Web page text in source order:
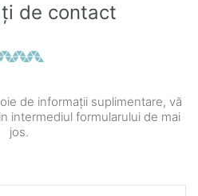
de contact
de informații suplimentare, vă
intermediul formularului de mai
jos.